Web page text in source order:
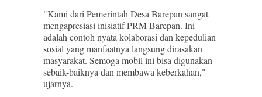
"Kami dari Pemerintah Desa Barepan sangat
mengapresiasi inisiatif PRM Barepan. Ini
adalah contoh nyata kolaborasi dan kepedulian
sosial yang manfaatnya langsung dirasakan
masyarakat. Semoga mobil ini bisa digunakan
sebaik-baiknya dan membawa keberkahan,"
ujarnya.